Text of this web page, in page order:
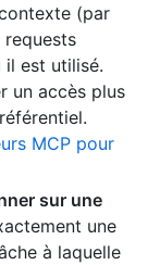
(par
il est utilisé.
un accès plus
MCP pour
sur une
une
à laquelle